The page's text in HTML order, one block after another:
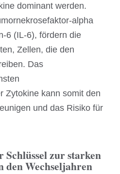
dominant werden.
alpha
6 (IL-6), fördern die
Zellen, die den
Das
Zytokine kann somit den
und das Risiko für
zur starken
den Wechseljahren